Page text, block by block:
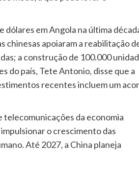
dólares em Angola na última
chinesas apoiaram a reabilitação
a construção de 100.000
do país, Tete Antonio, disse que a
recentes incluem um
telecomunicações da economia
o crescimento das
Até 2027, a China planeja